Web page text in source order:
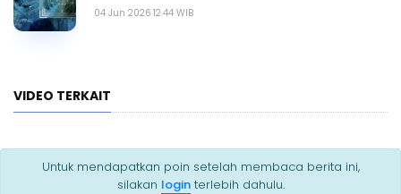
04 Jun 2026 12.44 WIB
VIDEO TERKAIT
Untuk mendapatkan poin setelah membaca berita ini,
silakan loginterlebih dahulu.